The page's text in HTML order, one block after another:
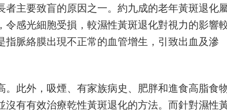
主要致盲的原因之一。約九成的老年黃斑退化
感光細胞受損，較濕性黃斑退化對視力的影響
脈絡膜出現不正常的血管增生，引致出血及滲
此外，吸煙、有家族病史、肥胖和進食高脂食
有有效治療乾性黃斑退化的方法。而針對濕性